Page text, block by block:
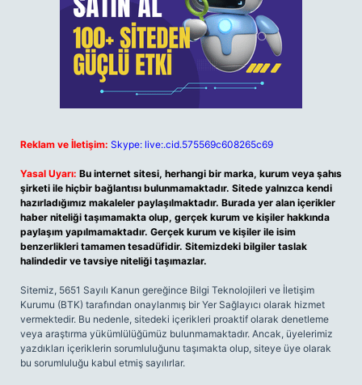
Reklam ve İletişim: Skype: live:.cid.575569c608265c69
Yasal Uyarı: Bu internet sitesi, herhangi bir marka, kurum veya şahıs
şirketi ile hiçbir bağlantısı bulunmamaktadır. Sitede yalnızca kendi
hazırladığımız makaleler paylaşılmaktadır. Burada yer alan içerikler
haber niteliği taşımamakta olup, gerçek kurum ve kişiler hakkında
paylaşım yapılmamaktadır. Gerçek kurum ve kişiler ile isim
benzerlikleri tamamen tesadüfidir. Sitemizdeki bilgiler taslak
halindedir ve tavsiye niteliği taşımazlar.
Sitemiz, 5651 Sayılı Kanun gereğince Bilgi Teknolojileri ve İletişim
Kurumu (BTK) tarafından onaylanmış bir Yer Sağlayıcı olarak hizmet
vermektedir. Bu nedenle, sitedeki içerikleri proaktif olarak denetleme
veya araştırma yükümlülüğümüz bulunmamaktadır. Ancak, üyelerimiz
yazdıkları içeriklerin sorumluluğunu taşımakta olup, siteye üye olarak
bu sorumluluğu kabul etmiş sayılırlar.